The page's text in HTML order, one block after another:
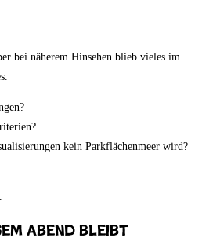
bei näherem Hinsehen blieb vieles im
kein Parkflächenmeer wird?
Abend bleibt